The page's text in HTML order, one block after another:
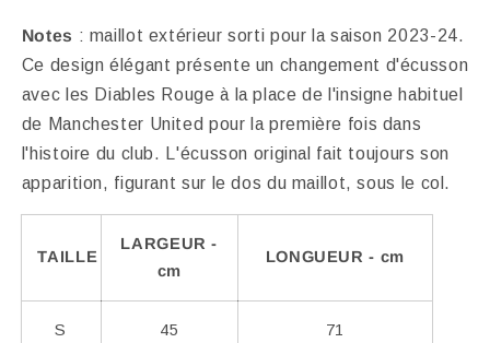
Notes : maillot extérieur sorti pour la saison 2023-24.
Ce design élégant présente un changement d'écusson
avec les Diables Rouge à la place de l'insigne habituel
de Manchester United pour la première fois dans
l'histoire du club. L'écusson original fait toujours son
apparition, figurant sur le dos du maillot, sous le col.
TAILLE
LARGEUR -
cm
LONGUEUR - cm
S 45 71